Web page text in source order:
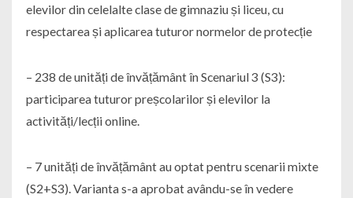
elevilor din celelalte clase de gimnaziu și liceu, cu
respectarea și aplicarea tuturor normelor de protecție
– 238 de unități de învățământ în Scenariul 3 (S3):
participarea tuturor preșcolarilor și elevilor la
activități/lecții online.
– 7 unități de învățământ au optat pentru scenarii mixte
(S2+S3). Varianta s-a aprobat avându-se în vedere